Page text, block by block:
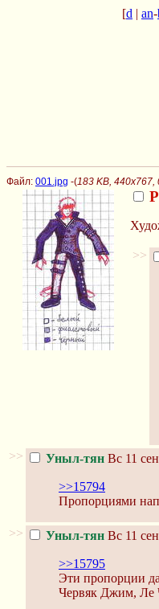
[d | an-
Файл: 001.jpg -(183 KB, 440x767,
>>
>> Уныл-тян Вс 11
>>15794
Пропорциями
>> Уныл-тян Вс 11
>>15795
Эти пропорции
Червяк Джим, Ле